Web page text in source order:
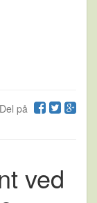
Del på
ved